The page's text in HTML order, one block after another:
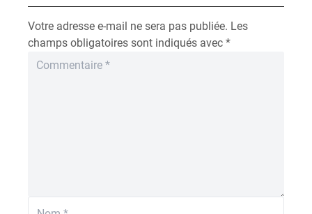
Votre adresse e-mail ne sera pas publiée. Les
champs obligatoires sont indiqués avec *